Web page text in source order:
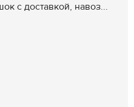
с доставкой, навоз...